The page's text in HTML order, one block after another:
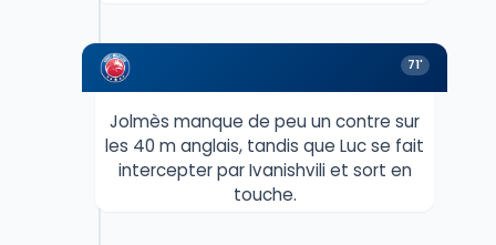
71'
Jolmès manque de peu un contre sur
les 40 m anglais, tandis que Luc se fait
intercepter par Ivanishvili et sort en
touche.